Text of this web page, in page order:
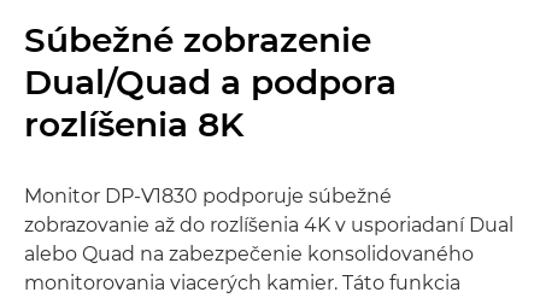
Súbežné zobrazenie
Dual/Quad a podpora
rozlíšenia 8K
Monitor DP-V1830 podporuje súbežné
zobrazovanie až do rozlíšenia 4K v usporiadaní Dual
alebo Quad na zabezpečenie konsolidovaného
monitorovania viacerých kamier. Táto funkcia